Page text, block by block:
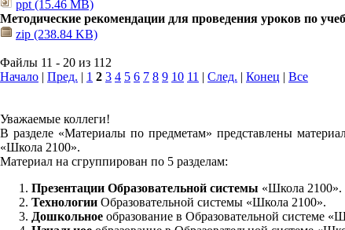
ppt (15.46 MB)
Методические рекомендации для проведения уроков по
zip (238.84 KB)
Файлы 11 - 20 из 112
Начало | Пред. | 1 2 3 4 5 6 7 8 9 10 11 | След. | Конец | Все
Уважаемые коллеги!
В разделе «Материалы по предметам» представлены
«Школа 2100».
Материал на сгруппирован по 5 разделам:
Презентации Образовательной системы «Школа 2100».
Технологии Образовательной системы «Школа 2100».
Дошкольное образование в Образовательной системе